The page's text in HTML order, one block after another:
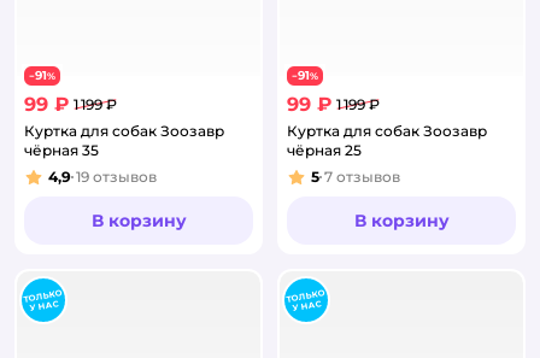
−91%
99 ₽ 1 199 ₽
Куртка для собак Зоозавр
чёрная 35
Рейтинг:
4,9 19 отзывов
В корзину
−91%
99 ₽ 1 199 ₽
Куртка для собак Зоозавр
чёрная 25
Рейтинг:
5 7 отзывов
В корзину